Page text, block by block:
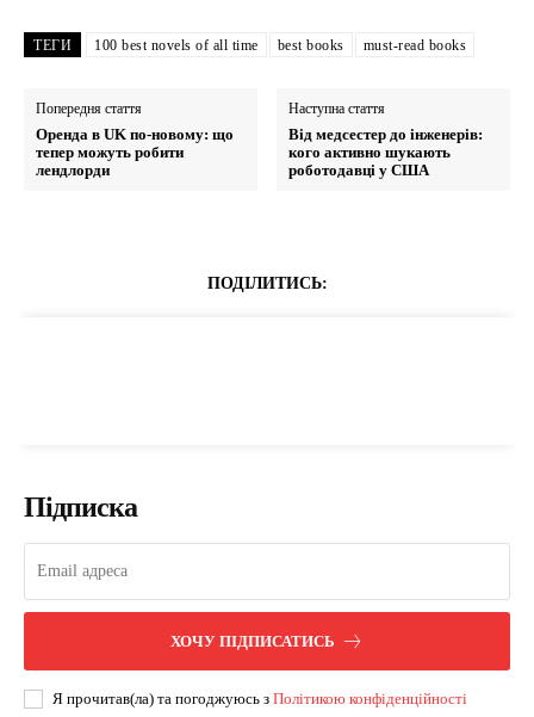
ТЕГИ 100 best novels of all time best books must-read books
Попередня стаття
Оренда в UK по-новому: що
тепер можуть робити
лендлорди
Наступна стаття
Від медсестер до інженерів:
кого активно шукають
роботодавці у США
ПОДІЛИТИСЬ:
Підписка
ХОЧУ ПІДПИСАТИСЬ
Я прочитав(ла) та погоджуюсь з Політикою конфіденційності